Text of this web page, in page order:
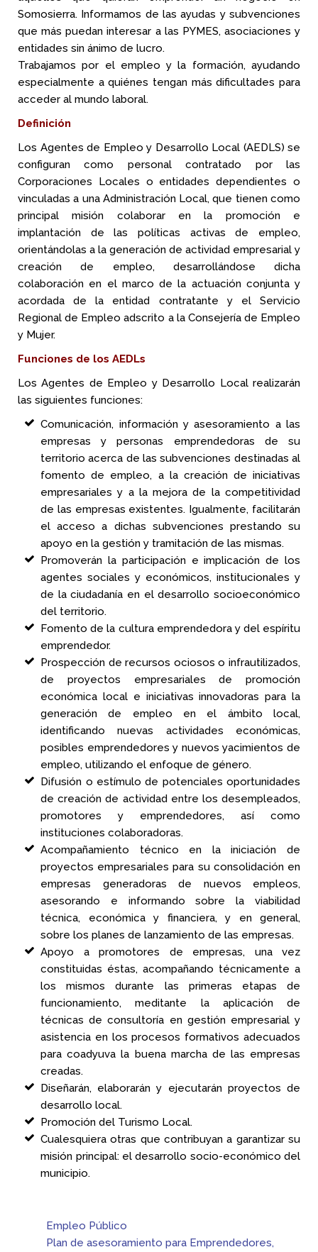
Somosierra. Informamos de las ayudas y subvenciones
que más puedan interesar a las PYMES, asociaciones y
entidades sin ánimo de lucro.
Trabajamos por el empleo y la formación, ayudando
especialmente a quiénes tengan más dificultades para
acceder al mundo laboral.
Definición
Los Agentes de Empleo y Desarrollo Local (AEDLS) se
configuran como personal contratado por las
Corporaciones Locales o entidades dependientes o
vinculadas a una Administración Local, que tienen como
principal misión colaborar en la promoción e
implantación de las políticas activas de empleo,
orientándolas a la generación de actividad empresarial y
creación de empleo, desarrollándose dicha
colaboración en el marco de la actuación conjunta y
acordada de la entidad contratante y el Servicio
Regional de Empleo adscrito a la Consejería de Empleo
y Mujer.
Funciones de los AEDLs
Los Agentes de Empleo y Desarrollo Local realizarán
las siguientes funciones:
Comunicación, información y asesoramiento a las
empresas y personas emprendedoras de su
territorio acerca de las subvenciones destinadas al
fomento de empleo, a la creación de iniciativas
empresariales y a la mejora de la competitividad
de las empresas existentes. Igualmente, facilitarán
el acceso a dichas subvenciones prestando su
apoyo en la gestión y tramitación de las mismas.
Promoverán la participación e implicación de los
agentes sociales y económicos, institucionales y
de la ciudadanía en el desarrollo socioeconómico
del territorio.
Fomento de la cultura emprendedora y del espíritu
emprendedor.
Prospección de recursos ociosos o infrautilizados,
de proyectos empresariales de promoción
económica local e iniciativas innovadoras para la
generación de empleo en el ámbito local,
identificando nuevas actividades económicas,
posibles emprendedores y nuevos yacimientos de
empleo, utilizando el enfoque de género.
Difusión o estímulo de potenciales oportunidades
de creación de actividad entre los desempleados,
promotores y emprendedores, así como
instituciones colaboradoras.
Acompañamiento técnico en la iniciación de
proyectos empresariales para su consolidación en
empresas generadoras de nuevos empleos,
asesorando e informando sobre la viabilidad
técnica, económica y financiera, y en general,
sobre los planes de lanzamiento de las empresas.
Apoyo a promotores de empresas, una vez
constituidas éstas, acompañando técnicamente a
los mismos durante las primeras etapas de
funcionamiento, meditante la aplicación de
técnicas de consultoría en gestión empresarial y
asistencia en los procesos formativos adecuados
para coadyuva la buena marcha de las empresas
creadas.
Diseñarán, elaborarán y ejecutarán proyectos de
desarrollo local.
Promoción del Turismo Local.
Cualesquiera otras que contribuyan a garantizar su
misión principal: el desarrollo socio-económico del
municipio.
Empleo Público
Plan de asesoramiento para Emprendedores,